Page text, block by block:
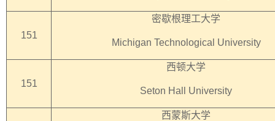
151
密歇根理工大学
Michigan Technological University
151
西顿大学
Seton Hall University
西蒙斯大学